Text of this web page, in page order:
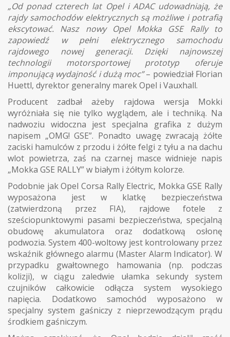
„Od ponad czterech lat Opel i ADAC udowadniają, że
rajdy samochodów elektrycznych są możliwe i potrafią
ekscytować. Nasz nowy Opel Mokka GSE Rally to
zapowiedź w pełni elektrycznego samochodu
rajdowego nowej generacji. Dzięki najnowszej
technologii motorsportowej prototyp oferuje
imponującą wydajność i dużą moc”– powiedział Florian
Huettl, dyrektor generalny marek Opel i Vauxhall.
Producent zadbał ażeby rajdowa wersja Mokki
wyróżniała się nie tylko wyglądem, ale i techniką. Na
nadwoziu widoczna jest specjalna grafika z dużym
napisem „OMG! GSE”. Ponadto uwagę zwracają żółte
zaciski hamulców z przodu i żółte felgi z tyłu a na dachu
wlot powietrza, zaś na czarnej masce widnieje napis
„Mokka GSE RALLY” w białym i żółtym kolorze.
Podobnie jak Opel Corsa Rally Electric, Mokka GSE Rally
wyposażona jest w klatkę bezpieczeństwa
(zatwierdzoną przez FIA), rajdowe fotele z
sześciopunktowymi pasami bezpieczeństwa, specjalną
obudowę akumulatora oraz dodatkową osłonę
podwozia. System 400-woltowy jest kontrolowany przez
wskaźnik głównego alarmu (Master Alarm Indicator). W
przypadku gwałtownego hamowania (np. podczas
kolizji), w ciągu zaledwie ułamka sekundy system
czujników całkowicie odłącza system wysokiego
napięcia. Dodatkowo samochód wyposażono w
specjalny system gaśniczy z nieprzewodzącym prądu
środkiem gaśniczym.